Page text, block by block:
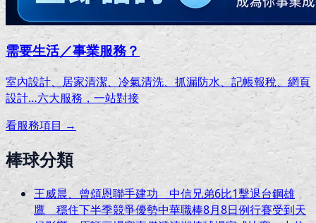
需要生活／事業服務？
室內設計、居家清潔、冷氣清洗、抓漏防水、記帳報稅、網頁
設計…六大服務，一站對接
看服務項目 →
棒球分類
王威晨、曾頌恩聯手建功 中信兄弟6比1擊退台鋼雄
鷹 穩住下半季競爭優勢中華職棒8月8日例行賽受到天